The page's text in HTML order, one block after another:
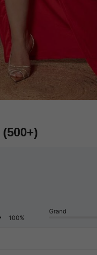
(500+)
100%
Grand